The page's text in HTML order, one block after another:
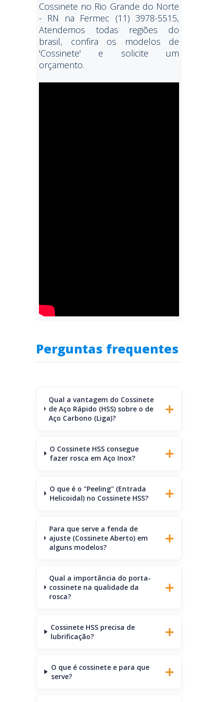
Cossinete no Rio Grande do Norte
- RN na Fermec (11) 3978-5515,
Atendemos todas regiões do
brasil, confira os modelos de
'Cossinete' e solicite um
orçamento.
Perguntas frequentes
Qual a vantagem do Cossinete
de Aço Rápido (HSS) sobre o de
Aço Carbono (Liga)?
O Cossinete HSS consegue
fazer rosca em Aço Inox?
O que é o "Peeling" (Entrada
Helicoidal) no Cossinete HSS?
Para que serve a fenda de
ajuste (Cossinete Aberto) em
alguns modelos?
Qual a importância do porta-
cossinete na qualidade da
rosca?
Cossinete HSS precisa de
lubrificação?
O que é cossinete e para que
serve?